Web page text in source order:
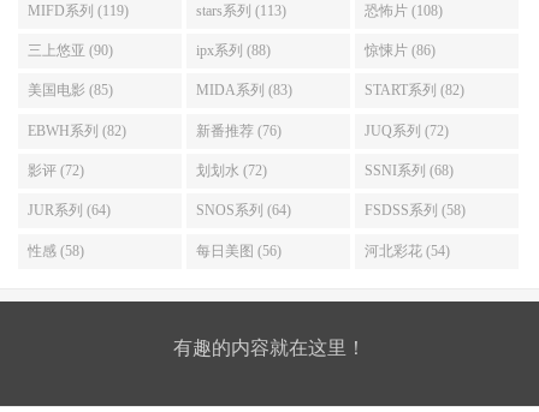
MIFD系列 (119) stars系列 (113) 恐怖片 (108)
三上悠亚 (90) ipx系列 (88) 惊悚片 (86)
美国电影 (85) MIDA系列 (83) START系列 (82)
EBWH系列 (82) 新番推荐 (76) JUQ系列 (72)
影评 (72) 划划水 (72) SSNI系列 (68)
JUR系列 (64) SNOS系列 (64) FSDSS系列 (58)
性感 (58) 每日美图 (56) 河北彩花 (54)
有趣的内容就在这里！